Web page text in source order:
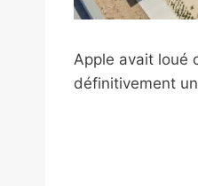
Apple avait loué
définitivement